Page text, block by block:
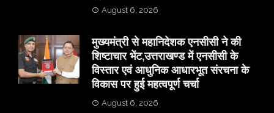
August 6, 2026
मुख्यमंत्री से महानिदेशक एनसीसी ने की
शिष्टाचार भेंट,उत्तराखण्ड में एनसीसी के
विस्तार एवं आधुनिक आधारभूत संरचना के
विकास पर हुई महत्वपूर्ण चर्चा
August 6, 2026